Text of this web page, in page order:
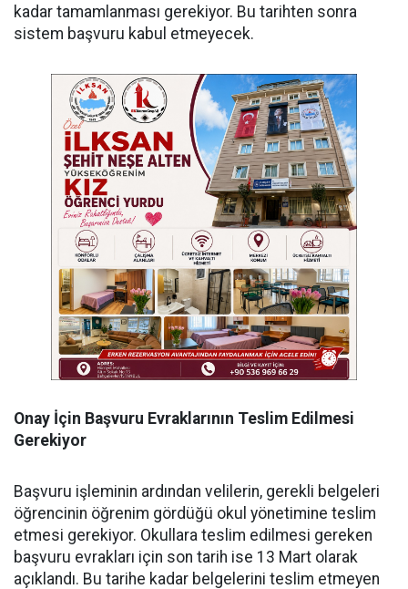
kadar tamamlanması gerekiyor. Bu tarihten sonra
sistem başvuru kabul etmeyecek.
Onay İçin Başvuru Evraklarının Teslim Edilmesi
Gerekiyor
Başvuru işleminin ardından velilerin, gerekli belgeleri
öğrencinin öğrenim gördüğü okul yönetimine teslim
etmesi gerekiyor. Okullara teslim edilmesi gereken
başvuru evrakları için son tarih ise 13 Mart olarak
açıklandı. Bu tarihe kadar belgelerini teslim etmeyen